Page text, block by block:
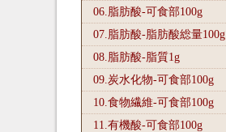
06.脂肪酸-可食部100g
07.脂肪酸-脂肪酸総量100g
08.脂肪酸-脂質1g
09.炭水化物-可食部100g
10.食物繊維-可食部100g
11.有機酸-可食部100g